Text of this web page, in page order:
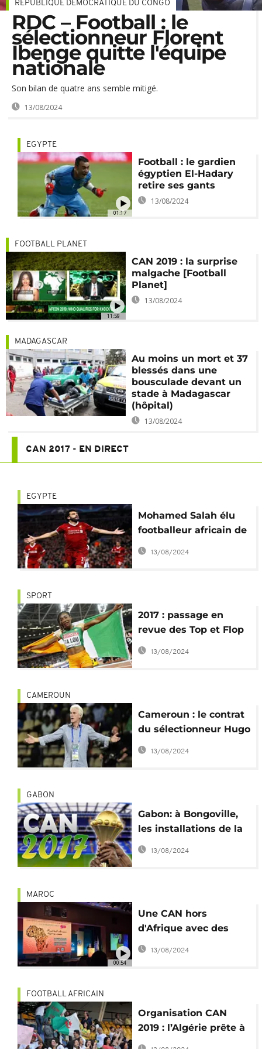
RÉPUBLIQUE DÉMOCRATIQUE DU CONGO
RDC – Football : le
sélectionneur Florent
Ibenge quitte l'équipe
nationale
Son bilan de quatre ans semble mitigé.
13/08/2024
01:17
EGYPTE
Football : le gardien
égyptien El-Hadary
retire ses gants
13/08/2024
11:59
FOOTBALL PLANET
CAN 2019 : la surprise
malgache [Football
Planet]
13/08/2024
MADAGASCAR
Au moins un mort et 37
blessés dans une
bousculade devant un
stade à Madagascar
(hôpital)
13/08/2024
CAN 2017 - EN DIRECT
EGYPTE
Mohamed Salah élu
footballeur africain de
l'année
13/08/2024
SPORT
2017 : passage en
revue des Top et Flop
sportifs en Afrique
13/08/2024
CAMEROUN
Cameroun : le contrat
du sélectionneur Hugo
Broos ne sera pas
renouvelé
13/08/2024
GABON
Gabon: à Bongoville,
les installations de la
CAN prennent la
poussière
13/08/2024
00:54
MAROC
Une CAN hors
d'Afrique avec des
équipes non-africaines
13/08/2024
FOOTBALL AFRICAIN
Organisation CAN
2019 : l’Algérie prête à
remplacer le